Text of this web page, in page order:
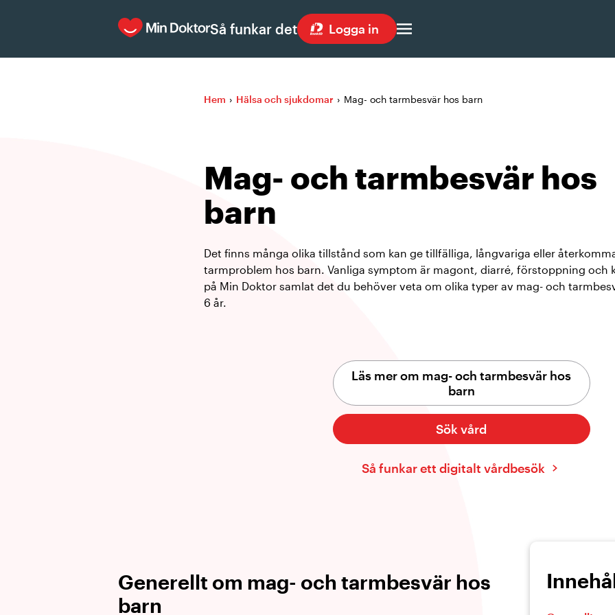
Så funkar det Logga in
Hem › Hälsa och sjukdomar › Mag- och tarmbesvär hos barn
Mag- och tarmbesvär hos
barn
Det finns många olika tillstånd som kan ge tillfälliga, långvariga eller
tarmproblem hos barn. Vanliga symptom är magont, diarré, förstoppning och
på Min Doktor samlat det du behöver veta om olika typer av mag- och
6 år.
Läs mer om mag- och tarmbesvär hos
barn
Sök vård
Så funkar ett digitalt vårdbesök
Generellt om mag- och tarmbesvär hos
barn